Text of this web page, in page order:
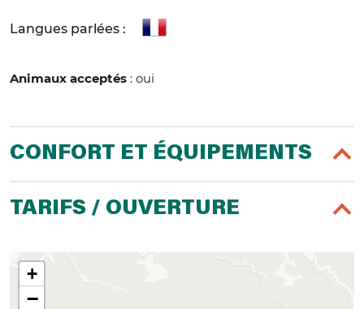
Langues parlées :
Animaux acceptés : oui
CONFORT ET ÉQUIPEMENTS
TARIFS / OUVERTURE
+
−